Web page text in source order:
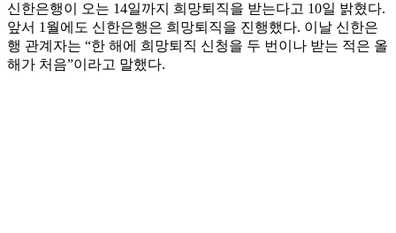
신한은행이 오는 14일까지 희망퇴직을 받는다고 10일 밝혔다.
앞서 1월에도 신한은행은 희망퇴직을 진행했다. 이날 신한은
행 관계자는 “한 해에 희망퇴직 신청을 두 번이나 받는 적은 올
해가 처음”이라고 말했다.